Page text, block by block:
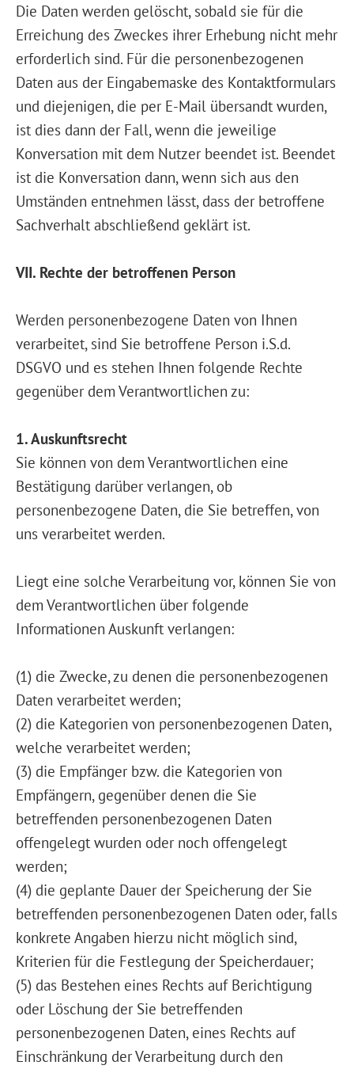
Die Daten werden gelöscht, sobald sie für die
Erreichung des Zweckes ihrer Erhebung nicht mehr
erforderlich sind. Für die personenbezogenen
Daten aus der Eingabemaske des Kontaktformulars
und diejenigen, die per E-Mail übersandt wurden,
ist dies dann der Fall, wenn die jeweilige
Konversation mit dem Nutzer beendet ist. Beendet
ist die Konversation dann, wenn sich aus den
Umständen entnehmen lässt, dass der betroffene
Sachverhalt abschließend geklärt ist.
VII. Rechte der betroffenen Person
Werden personenbezogene Daten von Ihnen
verarbeitet, sind Sie betroffene Person i.S.d.
DSGVO und es stehen Ihnen folgende Rechte
gegenüber dem Verantwortlichen zu:
1. Auskunftsrecht
Sie können von dem Verantwortlichen eine
Bestätigung darüber verlangen, ob
personenbezogene Daten, die Sie betreffen, von
uns verarbeitet werden.
Liegt eine solche Verarbeitung vor, können Sie von
dem Verantwortlichen über folgende
Informationen Auskunft verlangen:
(1) die Zwecke, zu denen die personenbezogenen
Daten verarbeitet werden;
(2) die Kategorien von personenbezogenen Daten,
welche verarbeitet werden;
(3) die Empfänger bzw. die Kategorien von
Empfängern, gegenüber denen die Sie
betreffenden personenbezogenen Daten
offengelegt wurden oder noch offengelegt
werden;
(4) die geplante Dauer der Speicherung der Sie
betreffenden personenbezogenen Daten oder, falls
konkrete Angaben hierzu nicht möglich sind,
Kriterien für die Festlegung der Speicherdauer;
(5) das Bestehen eines Rechts auf Berichtigung
oder Löschung der Sie betreffenden
personenbezogenen Daten, eines Rechts auf
Einschränkung der Verarbeitung durch den